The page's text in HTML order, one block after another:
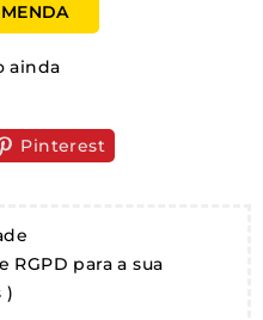
ainda
Pinterest
RGPD para a sua
)